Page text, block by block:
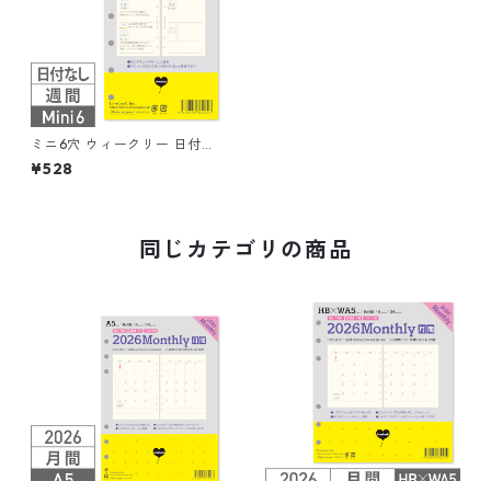
ミニ6穴 ウィークリー 日付な
し 見開き4日間 ブロック式 シ
ステム手帳リフィル
¥528
同じカテゴリの商品